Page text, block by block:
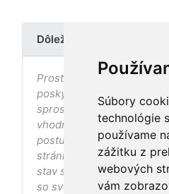
Súbory
technológie
používame
zážitku z
webových
vám
Dôležité upozornenie
Prostredníctvom stránky
poskytovaniu zdravotnej
sprostredkovaniu, ani k jej
vhodných postupoch v
postupov a odporúčaní
stránke s ohľadom na Váš
stav sa pred ich
so svojím ošetrujúcim